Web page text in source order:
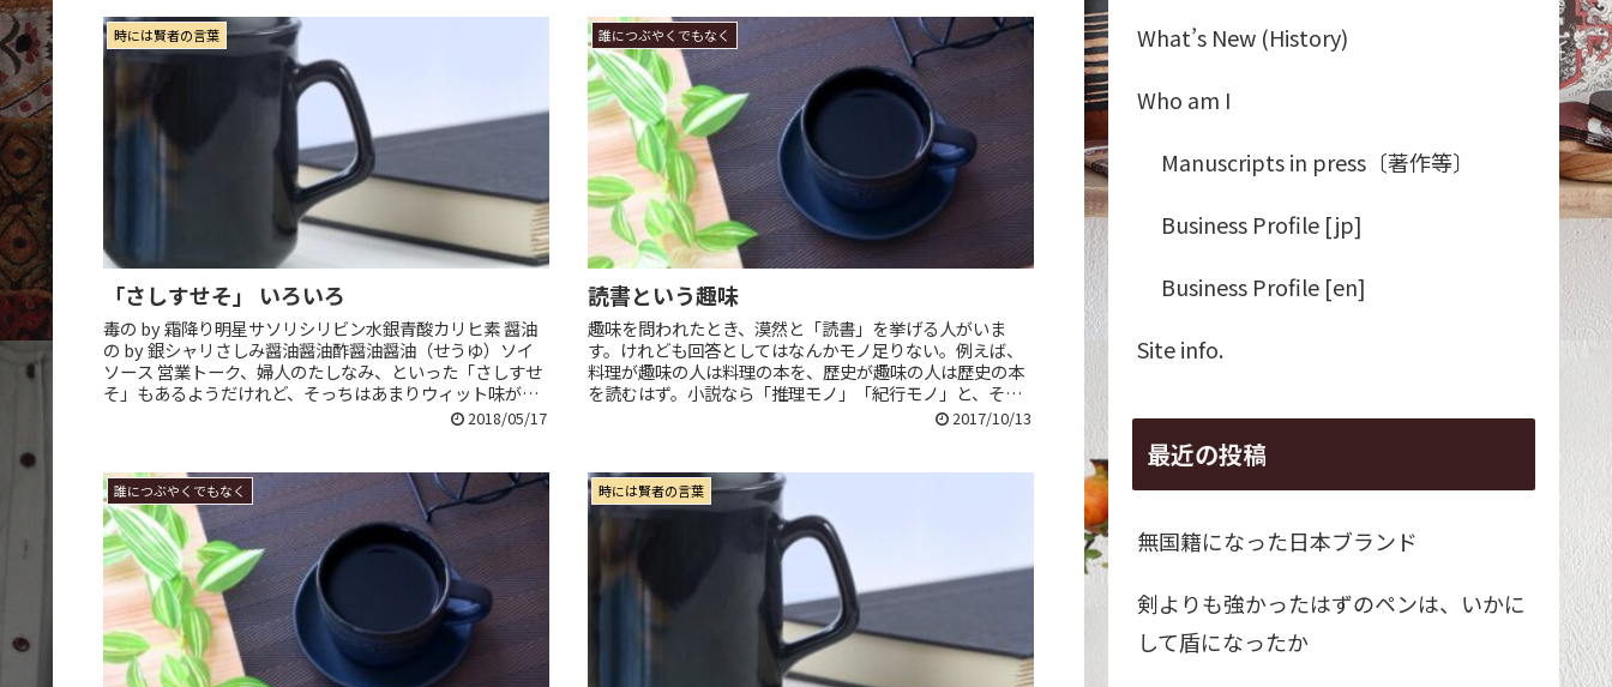
時には賢者の言葉
「さしすせそ」 いろいろ
毒の by 霜降り明星サソリシリビン水銀青酸カリヒ素 醤油
の by 銀シャリさしみ醤油醤油酢醤油醤油（せうゆ）ソイ
ソース 営業トーク、婦人のたしなみ、といった「さしすせ
そ」もあるようだけれど、そっちはあまりウィット味がな
2018/05/17
誰につぶやくでもなく
読書という趣味
趣味を問われたとき、漠然と「読書」を挙げる人がいま
す。けれども回答としてはなんかモノ足りない。例えば、
料理が趣味の人は料理の本を、歴史が趣味の人は歴史の本
を読むはず。小説なら「推理モノ」「紀行モノ」と、それ
2017/10/13
誰につぶやくでもなく 時には賢者の言葉
What’s New (History)
Who am I
Manuscripts in press〔著作等〕
Business Profile [jp]
Business Profile [en]
Site info.
最近の投稿
無国籍になった日本ブランド
剣よりも強かったはずのペンは、いかに
して盾になったか